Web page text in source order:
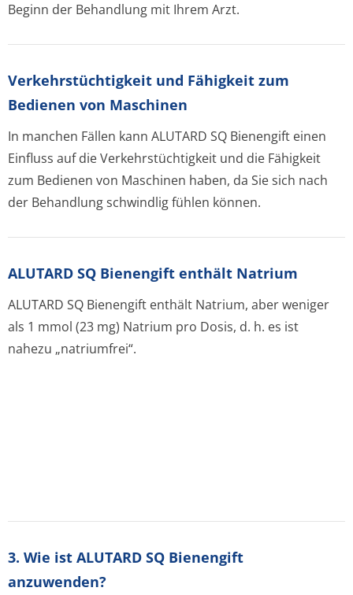
Beginn der Behandlung mit Ihrem Arzt.
Verkehrstüchtig­keit und Fähigkeit zum
Bedienen von Maschinen
In manchen Fällen kann ALUTARD SQ Bienengift einen
Einfluss auf die Verkehrstüchtigkeit und die Fähigkeit
zum Bedienen von Maschinen haben, da Sie sich nach
der Behandlung schwindlig fühlen können.
ALUTARD SQ Bienengift enthält Natrium
ALUTARD SQ Bienengift enthält Natrium, aber weniger
als 1 mmol (23 mg) Natrium pro Dosis, d. h. es ist
nahezu „natriumfrei“.
3. Wie ist ALUTARD SQ Bienengift
anzuwenden?